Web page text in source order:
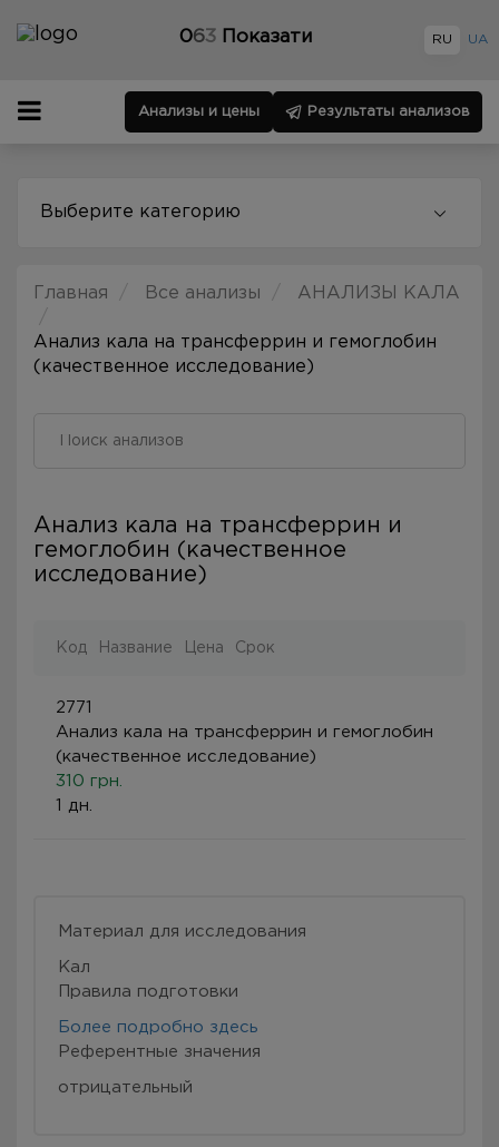
063 Показати RU UA
Анализы и цены Результаты анализов
Выберите категорию
Главная Все анализы АНАЛИЗЫ КАЛА
Анализ кала на трансферрин и гемоглобин
(качественное исследование)
Анализ кала на трансферрин и
гемоглобин (качественное
исследование)
Код Название Цена Срок
2771
Анализ кала на трансферрин и гемоглобин
(качественное исследование)
310 грн.
1 дн.
Материал для исследования
Кал
Правила подготовки
Более подробно здесь
Референтные значения
отрицательный